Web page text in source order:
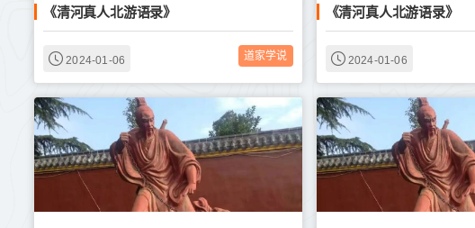
《清河真人北游语录》
2024-01-06 道家学说
《清河真人北游语录》
2024-01-06